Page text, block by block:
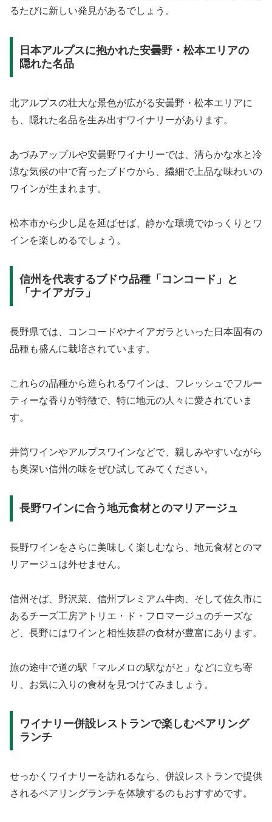
るたびに新しい発見があるでしょう。
日本アルプスに抱かれた安曇野・松本エリアの
隠れた名品
北アルプスの壮大な景色が広がる安曇野・松本エリアに
も、隠れた名品を生み出すワイナリーがあります。
あづみアップルや安曇野ワイナリーでは、清らかな水と冷
涼な気候の中で育ったブドウから、繊細で上品な味わいの
ワインが生まれます。
松本市から少し足を延ばせば、静かな環境でゆっくりとワ
インを楽しめるでしょう。
信州を代表するブドウ品種「コンコード」と
「ナイアガラ」
長野県では、コンコードやナイアガラといった日本固有の
品種も盛んに栽培されています。
これらの品種から造られるワインは、フレッシュでフルー
ティーな香りが特徴で、特に地元の人々に愛されていま
す。
井筒ワインやアルプスワインなどで、親しみやすいながら
も奥深い信州の味をぜひ試してみてください。
長野ワインに合う地元食材とのマリアージュ
長野ワインをさらに美味しく楽しむなら、地元食材とのマ
リアージュは外せません。
信州そば、野沢菜、信州プレミアム牛肉、そして佐久市に
あるチーズ工房アトリエ・ド・フロマージュのチーズな
ど、長野にはワインと相性抜群の食材が豊富にあります。
旅の途中で道の駅「マルメロの駅ながと」などに立ち寄
り、お気に入りの食材を見つけてみましょう。
ワイナリー併設レストランで楽しむペアリング
ランチ
せっかくワイナリーを訪れるなら、併設レストランで提供
されるペアリングランチを体験するのもおすすめです。